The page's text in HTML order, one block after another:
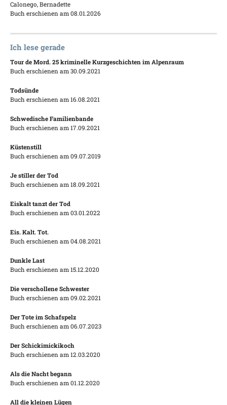
Calonego, Bernadette
Buch erschienen am 08.01.2026
Ich lese gerade
Tour de Mord. 25 kriminelle Kurzgeschichten im Alpenraum
Buch erschienen am 30.09.2021
Todsünde
Buch erschienen am 16.08.2021
Schwedische Familienbande
Buch erschienen am 17.09.2021
Küstenstill
Buch erschienen am 09.07.2019
Je stiller der Tod
Buch erschienen am 18.09.2021
Eiskalt tanzt der Tod
Buch erschienen am 03.01.2022
Eis. Kalt. Tot.
Buch erschienen am 04.08.2021
Dunkle Last
Buch erschienen am 15.12.2020
Die verschollene Schwester
Buch erschienen am 09.02.2021
Der Tote im Schafspelz
Buch erschienen am 06.07.2023
Der Schickimickikoch
Buch erschienen am 12.03.2020
Als die Nacht begann
Buch erschienen am 01.12.2020
All die kleinen Lügen